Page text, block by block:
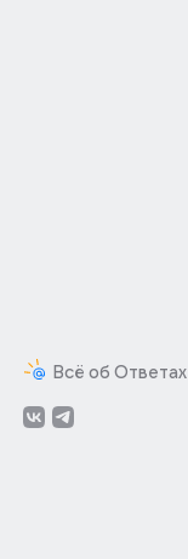
Всё об Ответах